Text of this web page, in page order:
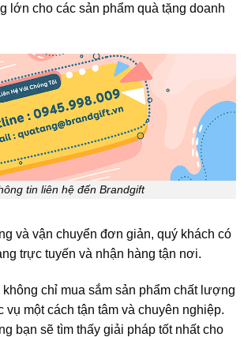
lớn cho các sản phẩm quà tặng doanh
tin liên hệ đến Brandgift
và vận chuyển đơn giản, quý khách có
trực tuyến và nhận hàng tận nơi.
chỉ mua sắm sản phẩm chất lượng
vụ một cách tận tâm và chuyên nghiệp.
bạn sẽ tìm thấy giải pháp tốt nhất cho